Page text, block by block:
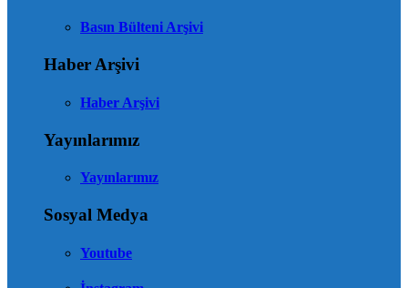
Basın Bülteni Arşivi
Haber Arşivi
Haber Arşivi
Yayınlarımız
Yayınlarımız
Sosyal Medya
Youtube